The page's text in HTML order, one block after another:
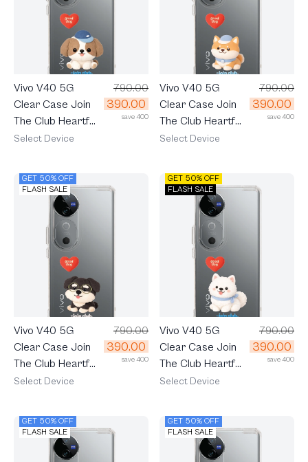
Vivo V40 5G
Clear Case Join
The Club Heartful
Shih Tzu
790.00
390.00
save 400
Select Device
Vivo V40 5G
Clear Case Join
The Club Heartful
Shiba
790.00
390.00
save 400
Select Device
GET 50% OFF
FLASH SALE
Vivo V40 5G
Clear Case Join
The Club Heartful
Schnauzer
790.00
390.00
save 400
Select Device
GET 50% OFF
FLASH SALE
Vivo V40 5G
Clear Case Join
The Club Heartful
Samoyed
790.00
390.00
save 400
Select Device
GET 50% OFF
FLASH SALE
GET 50% OFF
FLASH SALE